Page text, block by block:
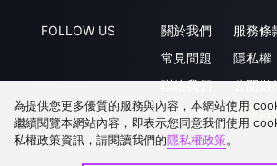
FOLLOW US
關於我們
常見問題
聯絡我們
升級VIP
服務條
隱私權
公開徵
合作洽
為提供您更多優質的服務與內容，本網站使用
繼續閱覽本網站內容，即表示您同意我們使用
私權政策資訊，請閱讀我們的隱私權政策。